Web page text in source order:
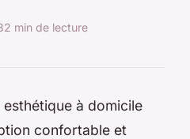
2 min de lecture
à domicile
confortable et